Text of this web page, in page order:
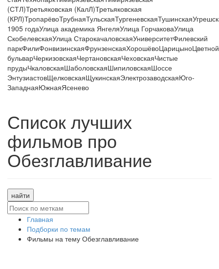
(СТЛ)Третьяковская (КалЛ)Третьяковская
(КРЛ)ТропарёвоТрубнаяТульскаяТургеневскаяТушинская
1905 годаУлица академика ЯнгеляУлица ГорчаковаУлица
СкобелевскаяУлица СтарокачаловскаяУниверситетФилевский
паркФилиФонвизинскаяФрунзенскаяХорошёвоЦарицыноЦветной
бульварЧеркизовскаяЧертановскаяЧеховскаяЧистые
прудыЧкаловскаяШаболовскаяШипиловскаяШоссе
ЭнтузиастовЩелковскаяЩукинскаяЭлектрозаводскаяЮго-
ЗападнаяЮжнаяЯсенево
Список лучших
фильмов про
Обезглавливание
найти
Главная
Подборки по темам
Фильмы на тему Обезглавливание